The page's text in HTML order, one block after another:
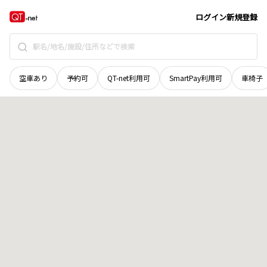
ログイン新規登録
空車あり 予約可 QT-net利用可 SmartPay利用可 車椅子
宮城県